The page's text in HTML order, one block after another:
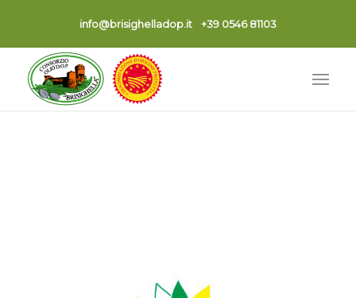
info@brisighelladop.it +39 0546 81103